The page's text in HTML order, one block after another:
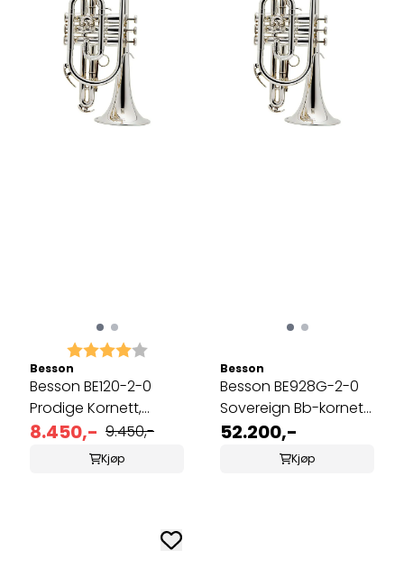
Karakter: 4.0 av 5 mulige
Besson
Besson BE120-2-0
Prodige Kornett,
forsølvet
8.450,- 9.450,-
Kjøp
Besson
Besson BE928G-2-0
Sovereign Bb-kornett,
forsølvet
52.200,-
Kjøp